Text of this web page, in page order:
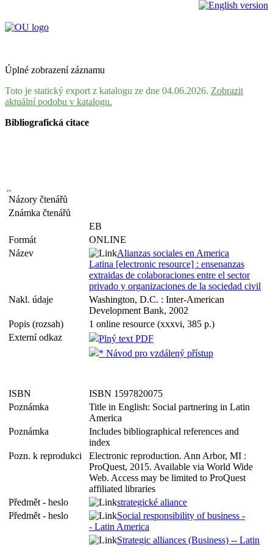
Úplné zobrazení záznamu
Toto je statický export z katalogu ze dne 04.06.2026. Zobrazit
aktuální podobu v katalogu.
Bibliografická citace
Názory čtenářů
Známka čtenářů
EB
Formát
ONLINE
Název
Alianzas sociales en America
Latina [electronic resource] : ensenanzas
extraidas de colaboraciones entre el sector
privado y organizaciones de la sociedad civil
Nakl. údaje
Washington, D.C. : Inter-American
Development Bank, 2002
Popis (rozsah)
1 online resource (xxxvi, 385 p.)
Externí odkaz
Plný text PDF
* Návod pro vzdálený přístup
ISBN
ISBN 1597820075
Poznámka
Title in English: Social partnering in Latin
America
Poznámka
Includes bibliographical references and
index
Pozn. k reprodukci
Electronic reproduction. Ann Arbor, MI :
ProQuest, 2015. Available via World Wide
Web. Access may be limited to ProQuest
affiliated libraries
Předmět - heslo
strategické aliance
Předmět - heslo
Social responsibility of business -
- Latin America
Strategic alliances (Business) -- Latin